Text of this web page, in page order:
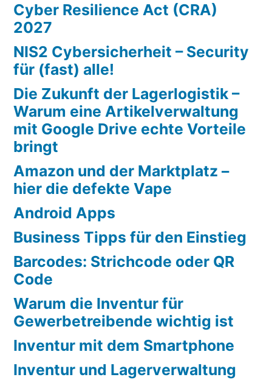
Cyber Resilience Act (CRA)
2027
NIS2 Cybersicherheit – Security
für (fast) alle!
Die Zukunft der Lagerlogistik –
Warum eine Artikelverwaltung
mit Google Drive echte Vorteile
bringt
Amazon und der Marktplatz –
hier die defekte Vape
Android Apps
Business Tipps für den Einstieg
Barcodes: Strichcode oder QR
Code
Warum die Inventur für
Gewerbetreibende wichtig ist
Inventur mit dem Smartphone
Inventur und Lagerverwaltung